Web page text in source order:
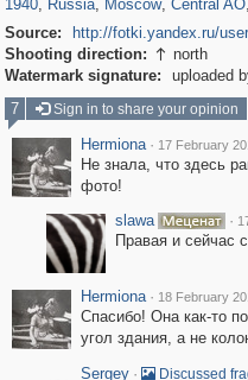
1940, Russia, Moscow, Central AO,
Source:
http://fotki.yandex.ru/
Shooting direction:  north
Watermark signature:
uploaded
7
Sign in to share your opinion
Hermiona · 17 February
Не знала, что здесь
фото!
slawa
·
Правая и сейчас
Hermiona · 18 February
Спасибо! Она как-то
угол здания, а не
Sergey · Discussed